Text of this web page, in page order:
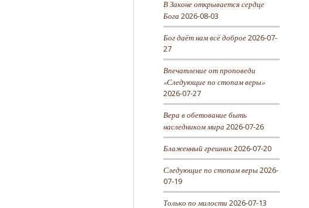
В Законе открывается сердце
Бога 2026-08-03
Бог даёт нам всё доброе2026-07-
27
Впечатление от проповеди
«Следующие по стопам веры»
2026-07-27
Вера в обетование быть
наследником мира 2026-07-26
Блаженный грешник2026-07-20
Следующие по стопам веры2026-
07-19
Только по милости 2026-07-13